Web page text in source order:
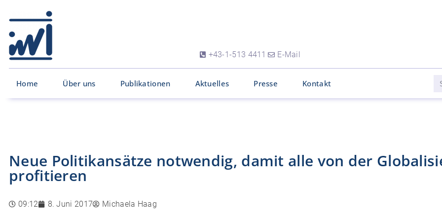
+43-1-513 4411 E-Mail
Home Über uns Publikationen Aktuelles Presse Kontakt
Neue Politikansätze notwendig, damit alle von der
profitieren
09:12 8. Juni 2017 Michaela Haag